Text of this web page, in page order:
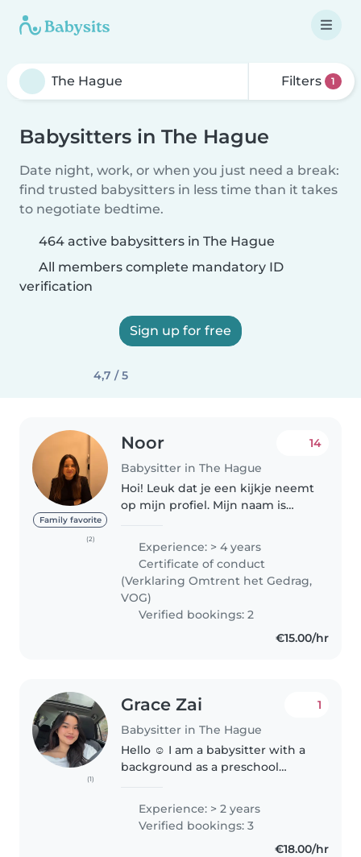
Filters 1
Babysitters in The Hague
Date night, work, or when you just need a break:
find trusted babysitters in less time than it takes
to negotiate bedtime.
464 active babysitters in The Hague
All members complete mandatory ID
verification
Sign up for free
4,7 / 5
Family favorite
(2)
Noor
Babysitter in The Hague
14
Hoi! Leuk dat je een kijkje neemt
op mijn profiel. Mijn naam is
woon in omgeving Nootdorp &
ypenburg. Ik ben opzoek naar
een oppas adresje om bij op..
Experience: > 4 years
Certificate of conduct
(Verklaring Omtrent het Gedrag,
VOG)
Verified bookings: 2
€15.00/hr
(1)
Grace Zai
Babysitter in The Hague
1
Hello ☺️ I am a babysitter with a
background as a preschool
Amsterdam. I hold a bachelor's
degree and truly enjoy
Experience: > 2 years
Verified bookings: 3
€18.00/hr